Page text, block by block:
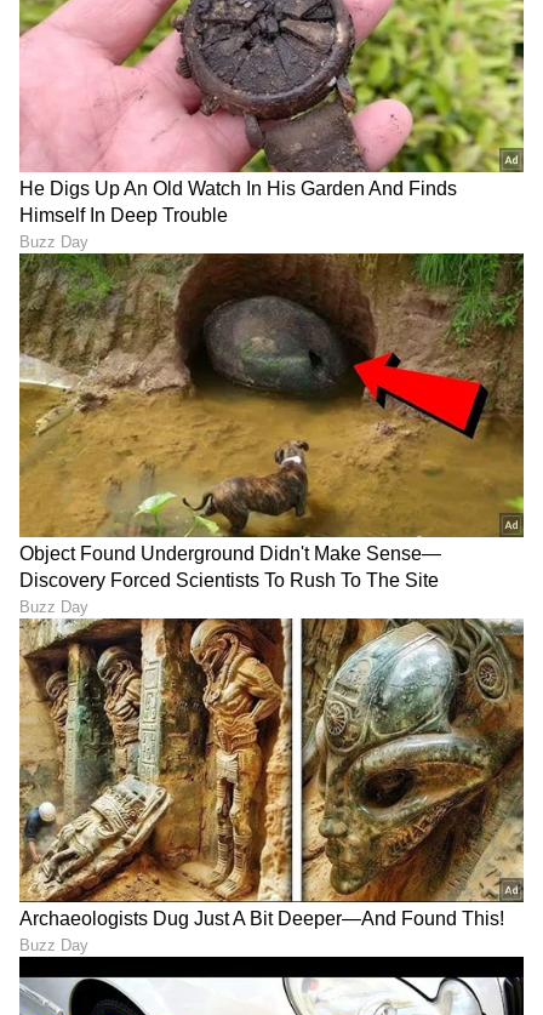
DOWNLOAD APP
RECOMMENDED STORIES
ಜ್ಯೋತಿಷ್ಯ ಶಾಸ್ತ್ರ: ವಾರದ 7
ದಿನಗಳಲ್ಲಿ ಈ ತಪ್ಪು ಮಾಡಬೇಡಿ!
ಯಾವ ದಿನ ಏನು ಮಾಡಬಾರದು?
ಇಲ್ಲಿದೆ ಪೂರ್ಣ ವಿವರ
ಹಂಸ ರಾಜಯೋಗ: ಕರ್ಕಾಟಕದಲ್ಲಿ
ಗುರು ಉದಯ, ಆಗಸ್ಟ್ 10ರ
ನಂತರ 4 ರಾಶಿಗಳಿಗೆ ಹಣವೋ
ಹಣ!